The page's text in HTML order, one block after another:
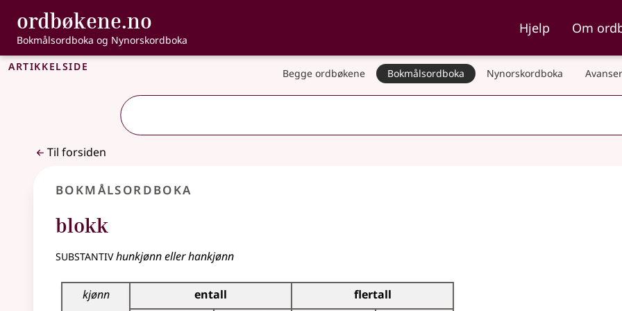
Gå til hovedinnhold
Tilgjengelighet
ordbøkene.no , Bokmålsordboka og Nynorskordboka
Bokmålsordboka og Nynorskordboka
Hjelp Om
Artikkelside Begge ordbøkene Bokmålsordboka Nynorskordboka
Til forsiden
Bokmålsordboka
blokk
substantivhunkjønn eller hankjønn
Bøyingstabell for dette substantivet
kjønn entall
flertall